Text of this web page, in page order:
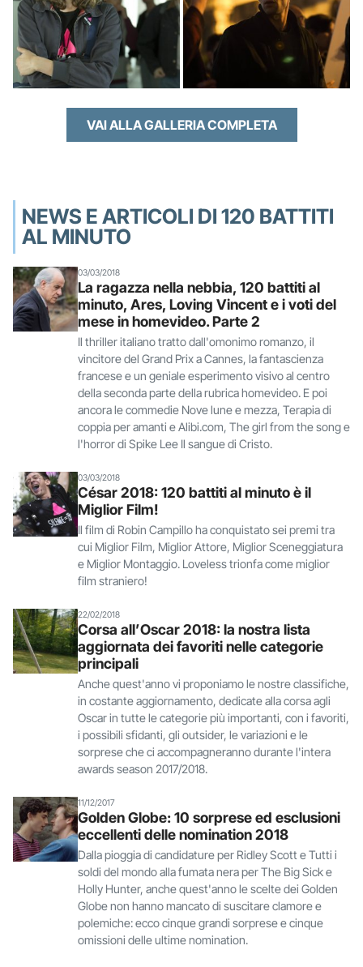
VAI ALLA GALLERIA COMPLETA
NEWS E ARTICOLI DI 120 BATTITI
AL MINUTO
03/03/2018
La ragazza nella nebbia, 120 battiti al
minuto, Ares, Loving Vincent e i voti del
mese in homevideo. Parte 2
Il thriller italiano tratto dall'omonimo romanzo, il
vincitore del Grand Prix a Cannes, la fantascienza
francese e un geniale esperimento visivo al centro
della seconda parte della rubrica homevideo. E poi
ancora le commedie Nove lune e mezza, Terapia di
coppia per amanti e Alibi.com, The girl from the song e
l'horror di Spike Lee Il sangue di Cristo.
03/03/2018
César 2018: 120 battiti al minuto è il
Miglior Film!
Il film di Robin Campillo ha conquistato sei premi tra
cui Miglior Film, Miglior Attore, Miglior Sceneggiatura
e Miglior Montaggio. Loveless trionfa come miglior
film straniero!
22/02/2018
Corsa all’Oscar 2018: la nostra lista
aggiornata dei favoriti nelle categorie
principali
Anche quest'anno vi proponiamo le nostre classifiche,
in costante aggiornamento, dedicate alla corsa agli
Oscar in tutte le categorie più importanti, con i favoriti,
i possibili sfidanti, gli outsider, le variazioni e le
sorprese che ci accompagneranno durante l'intera
awards season 2017/2018.
11/12/2017
Golden Globe: 10 sorprese ed esclusioni
eccellenti delle nomination 2018
Dalla pioggia di candidature per Ridley Scott e Tutti i
soldi del mondo alla fumata nera per The Big Sick e
Holly Hunter, anche quest'anno le scelte dei Golden
Globe non hanno mancato di suscitare clamore e
polemiche: ecco cinque grandi sorprese e cinque
omissioni delle ultime nomination.